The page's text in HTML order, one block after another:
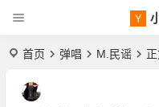
首页 弹唱 M.民谣